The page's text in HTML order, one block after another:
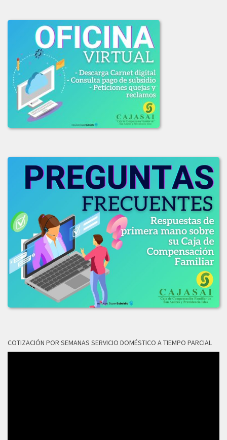
LICITACION_OFERTAS_001-2020.PDF
LICITACION_OFERTAS_002_2020.pdf
2019
ADJUDICACION_LICITACION_001-2019.pdf
COMUNICADO_ADJUDICACION_LIC_003-2019.pdf
COMUNICADO_LIC_002_2019.pdf
INFO_EVALUACION_COMITE_COMPRAS_LIC_002-2019.pdf
INFO_EVAL_COMITE_COMPRAS_LIC_001_2019.pdf
LICITACION_DE_OFEERAS_001-2019.pdf
LICITACION_DE_OFERTAS_002-2019.pdf
LICITACION_DE_OFERTAS_No_003-2019.PDF
2018
LICITACION_OFERTAS_No_006-2018.pdf
COTIZACIÓN POR SEMANAS SERVICIO DOMÉSTICO A TIEMPO PARCIAL